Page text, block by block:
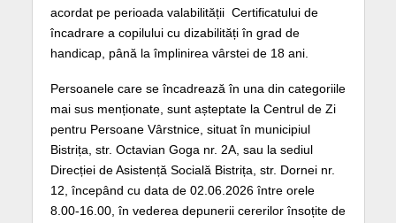
acordat pe perioada valabilității Certificatului de
încadrare a copilului cu dizabilități în grad de
handicap, până la împlinirea vârstei de 18 ani.
Persoanele care se încadrează în una din categoriile
mai sus menționate, sunt așteptate la Centrul de Zi
pentru Persoane Vârstnice, situat în municipiul
Bistrița, str. Octavian Goga nr. 2A, sau la sediul
Direcției de Asistență Socială Bistrița, str. Dornei nr.
12, începând cu data de 02.06.2026 între orele
8.00-16.00, în vederea depunerii cererilor însoțite de